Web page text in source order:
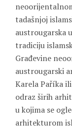
tadašnjoj
austrougarska
tradiciju
Građevine
austrougarski
Karela Paříka
odraz širih
u kojima se
arhitekturom